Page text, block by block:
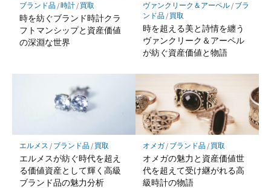
ブランド品/時計/ 買取
時を紡ぐブランド時計クラ
フトマンシップと資産価値
の深淵な世界
ヴァンクリーク＆アーペル/ ブラ
ンド品/ 買取
時を超える美と詩情を纏う
ヴァンクリーク＆アーペル
が紡ぐ資産価値と物語
エルメス / ブランド品/ 買取
エルメスが紡ぐ時代を超え
る価値資産として輝く高級
ブランド品の魅力分析
オメガ/ ブランド品/ 買取
オメガの魅力と資産価値世
代を超えて受け継がれる高
級時計の物語